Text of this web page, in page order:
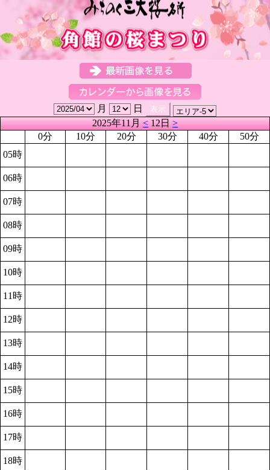
月
日
2025年11月<12日>
0分
10分 20分 30分 40分
50分
05時
06時
07時
08時
09時
10時
11時
12時
13時
14時
15時
16時
17時
18時